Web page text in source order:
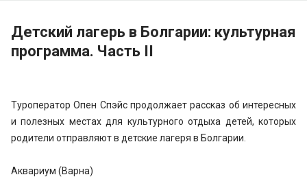
Детский лагерь в Болгарии: культурная
программа. Часть II
Туроператор Опен Спэйс продолжает рассказ об интересных
и полезных местах для культурного отдыха детей, которых
родители отправляют в детские лагеря в Болгарии.
Аквариум (Варна)